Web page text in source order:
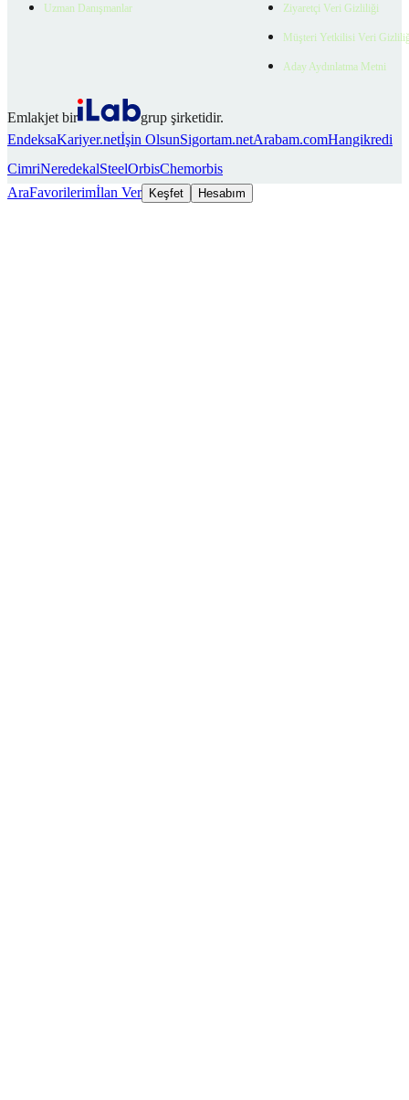
Uzman Danışmanlar Ziyaretçi Veri Gizliliği
Müşteri Yetkilisi Veri
Aday Aydınlatma Metni
Emlakjet bir
grup şirketidir.
EndeksaKariyer.netİşin OlsunSigortam.netArabam.comHangikredi
CimriNeredekalSteelOrbisChemorbis
AraFavorilerimİlan Ver Keşfet Hesabım